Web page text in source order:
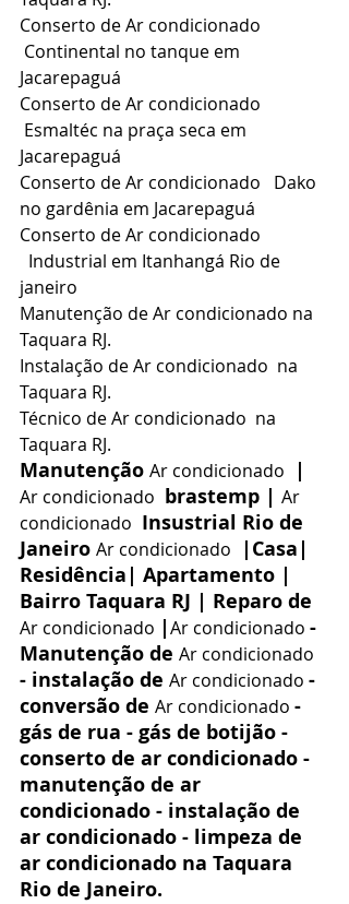
Conserto de Ar condicionado
Continental no tanque em
Jacarepaguá
Conserto de Ar condicionado
Esmaltéc na praça seca em
Jacarepaguá
Conserto de Ar condicionado
Dako
no gardênia em Jacarepaguá
Conserto de Ar condicionado
Industrial em Itanhangá Rio de
janeiro
Manutenção de Ar condicionado na
Taquara RJ.
Instalação de Ar condicionado na
Taquara RJ.
Técnico de Ar condicionado na
Taquara RJ.
Manutenção Ar condicionado |
Ar condicionado brastemp | Ar
condicionado Insustrial Rio de
Janeiro Ar condicionado
|Casa|
Residência| Apartamento |
Bairro Taquara RJ | Reparo de
Ar condicionado |Ar condicionado -
Manutenção de Ar condicionado
- instalação de Ar condicionado -
conversão de Ar condicionado -
gás de rua - gás de botijão -
conserto de ar condicionado -
manutenção de ar
condicionado - instalação de
ar condicionado - limpeza de
ar condicionado na Taquara
Rio de Janeiro.